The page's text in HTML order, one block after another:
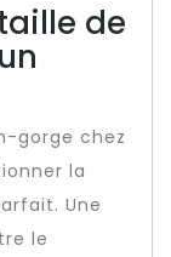
de
gorge chez
la
Une
le